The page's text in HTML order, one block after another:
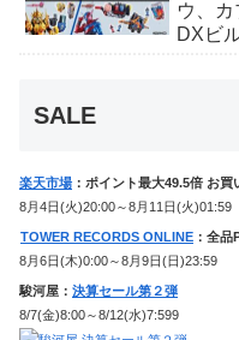
ウ、
DXビ
SALE
楽天市場 ：ポイント最大49.5倍 お買
8月4日(火)20:00～8月11日(火)01:59
TOWER RECORDS ONLINE ：全
8月6日(木)0:00～8月9日(日)23:59
駿河屋： 決算セール第２弾
8/7(金)8:00～8/12(水)7:599